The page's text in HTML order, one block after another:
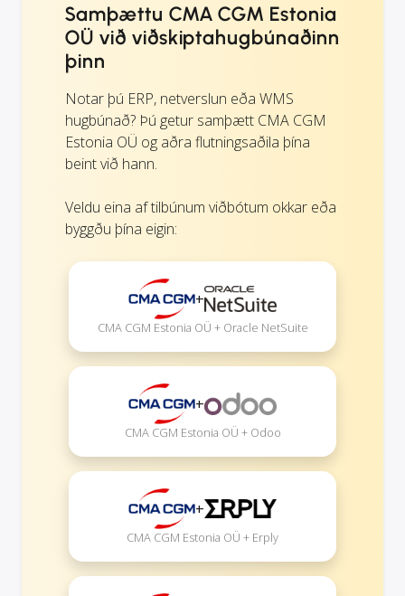
Samþættu CMA CGM Estonia
OÜ við viðskiptahugbúnaðinn
þinn
Notar þú ERP, netverslun eða WMS
hugbúnað? Þú getur samþætt CMA CGM
Estonia OÜ og aðra flutningsaðila þína
beint við hann.
Veldu eina af tilbúnum viðbótum okkar eða
byggðu þína eigin:
+
CMA CGM Estonia OÜ + Oracle NetSuite
+
CMA CGM Estonia OÜ + Odoo
+
CMA CGM Estonia OÜ + Erply